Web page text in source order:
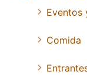
Eventos
Comida